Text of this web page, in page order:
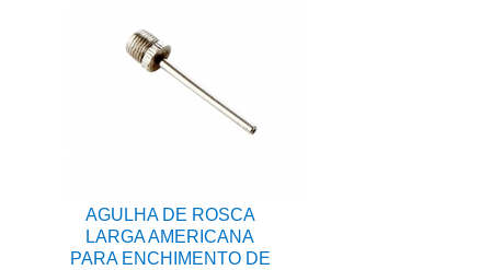
AGULHA DE ROSCA
LARGA AMERICANA
PARA ENCHIMENTO DE